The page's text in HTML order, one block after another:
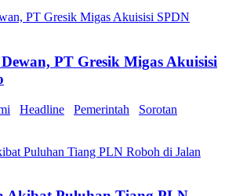
PT Gresik Migas Akuisisi
Headline Pemerintah
Sorotan